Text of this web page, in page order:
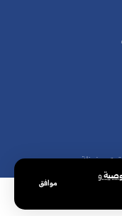
و
موافق
محفوظة.